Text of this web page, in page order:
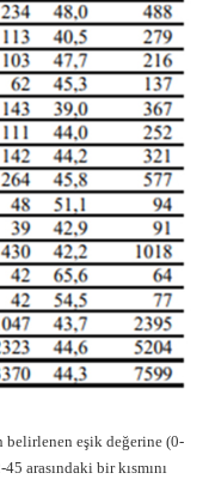
belirlenen eşik değerine (0-
arasındaki bir kısmını